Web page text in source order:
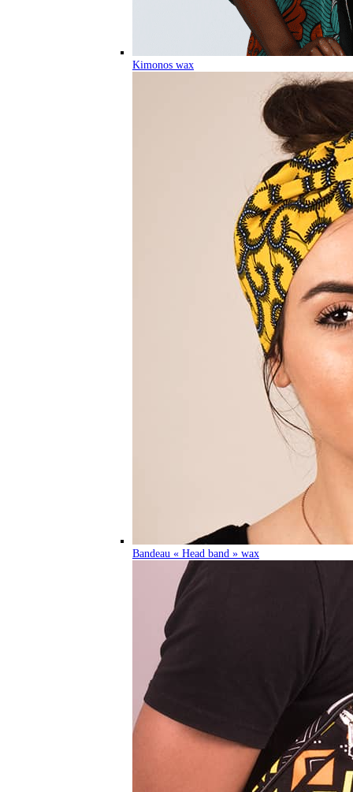
Kimonos wax
Bandeau « Head band » wax